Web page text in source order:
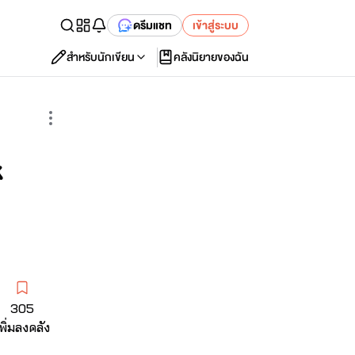
ดรีมแชท
เข้าสู่ระบบ
สำหรับนักเขียน คลังนิยายของฉัน
มลงคลัง
305